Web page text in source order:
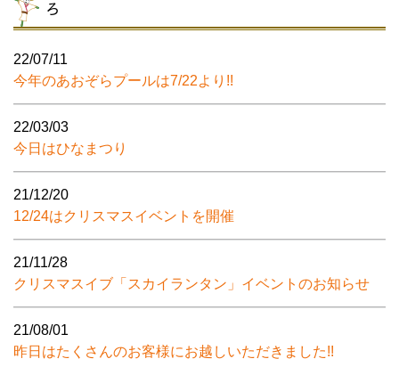
ろ
22/07/11
今年のあおぞらプールは7/22より!!
22/03/03
今日はひなまつり
21/12/20
12/24はクリスマスイベントを開催
21/11/28
クリスマスイブ「スカイランタン」イベントのお知らせ
21/08/01
昨日はたくさんのお客様にお越しいただきました!!